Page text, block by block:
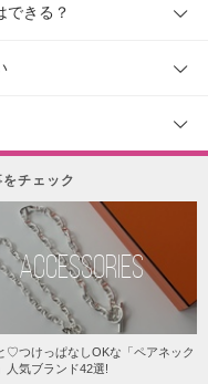
できる？
チェック
ACCESSORIES
♡つけっぱなしOKな「ペアネック
人気ブランド42選!